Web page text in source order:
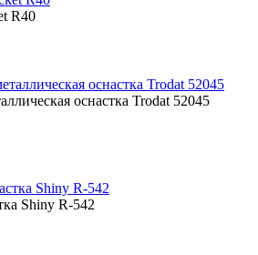
R40
оснастка Trodat 52045
Shiny R-542